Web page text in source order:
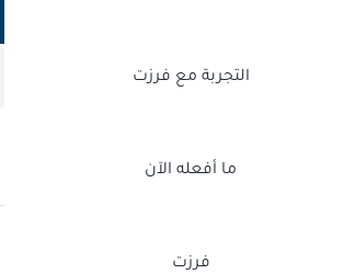
التجربة مع فرزت
ما أفعله الآن
فرزت